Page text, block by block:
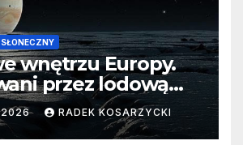
wnętrzu Europy.
przez lodową
2026 RADEK KOSARZYCKI